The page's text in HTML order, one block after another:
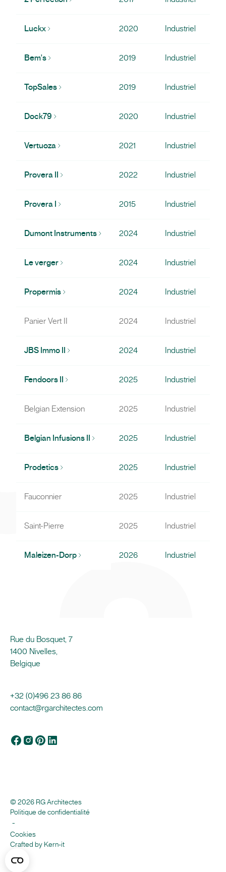
Luckx 2020 Industriel
Bem's 2019 Industriel
TopSales 2019 Industriel
Dock79 2020 Industriel
Vertuoza 2021 Industriel
Provera II 2022 Industriel
Provera I 2015 Industriel
Dumont Instruments 2024 Industriel
Le verger 2024 Industriel
Propermis 2024 Industriel
Panier Vert II 2024 Industriel
JBS Immo II 2024 Industriel
Fendoors II 2025 Industriel
Belgian Extension 2025 Industriel
Belgian Infusions II 2025 Industriel
Prodetics 2025 Industriel
Fauconnier 2025 Industriel
Saint-Pierre 2025 Industriel
Maleizen-Dorp 2026 Industriel
Rue du Bosquet, 7
1400 Nivelles,
Belgique
+32 (0)496 23 86 86
contact@rgarchitectes.com
© 2026 RG Architectes
Politique de confidentialité
-
Cookies
Crafted by Kern-it